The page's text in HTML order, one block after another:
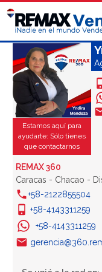
Estamos aquí para
ayudarte: Sólo tienes
que contactarnos
REMAX 360
Caracas - Chacao -
+58-2122855504
+58-4143311259
+58-4143311259